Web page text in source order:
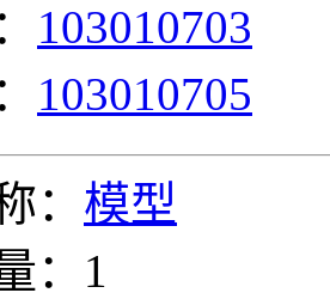
103010703
103010705
： 模型
：1